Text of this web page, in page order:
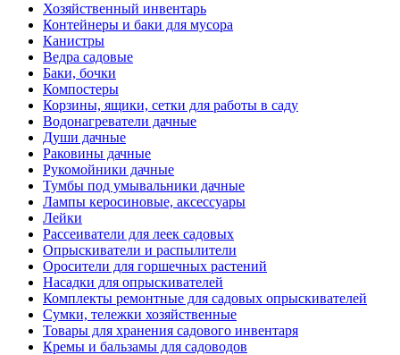
Хозяйственный инвентарь
Контейнеры и баки для мусора
Канистры
Ведра садовые
Баки, бочки
Компостеры
Корзины, ящики, сетки для работы в саду
Водонагреватели дачные
Души дачные
Раковины дачные
Рукомойники дачные
Тумбы под умывальники дачные
Лампы керосиновые, аксессуары
Лейки
Рассеиватели для леек садовых
Опрыскиватели и распылители
Оросители для горшечных растений
Насадки для опрыскивателей
Комплекты ремонтные для садовых опрыскивателей
Сумки, тележки хозяйственные
Товары для хранения садового инвентаря
Кремы и бальзамы для садоводов